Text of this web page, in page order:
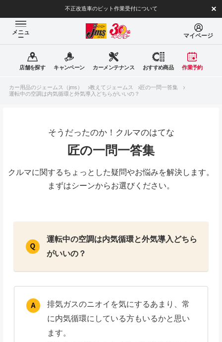
不正改造車のピット作業受付について
メニュ
ー マイページ
店舗を探す キャンペーン カーメンテナンス おすすめ商品 作業予約
カー用品のジェームス（jms） 教えてジェームス
匠の一問一答集
運転中の空調は内気循環と外気導入どちらがいいの？
そうだったのか！クルマのはてな
匠の一問一答集
クルマに関するちょっとした疑問やお悩みを解決します。
まずはシーンからお選びください。
運転中の空調は内気循環と外気導入どちら
がいいの？
排気ガスのニオイを気にするあまり、常
に内気循環にしている方もいるかと思い
ます。